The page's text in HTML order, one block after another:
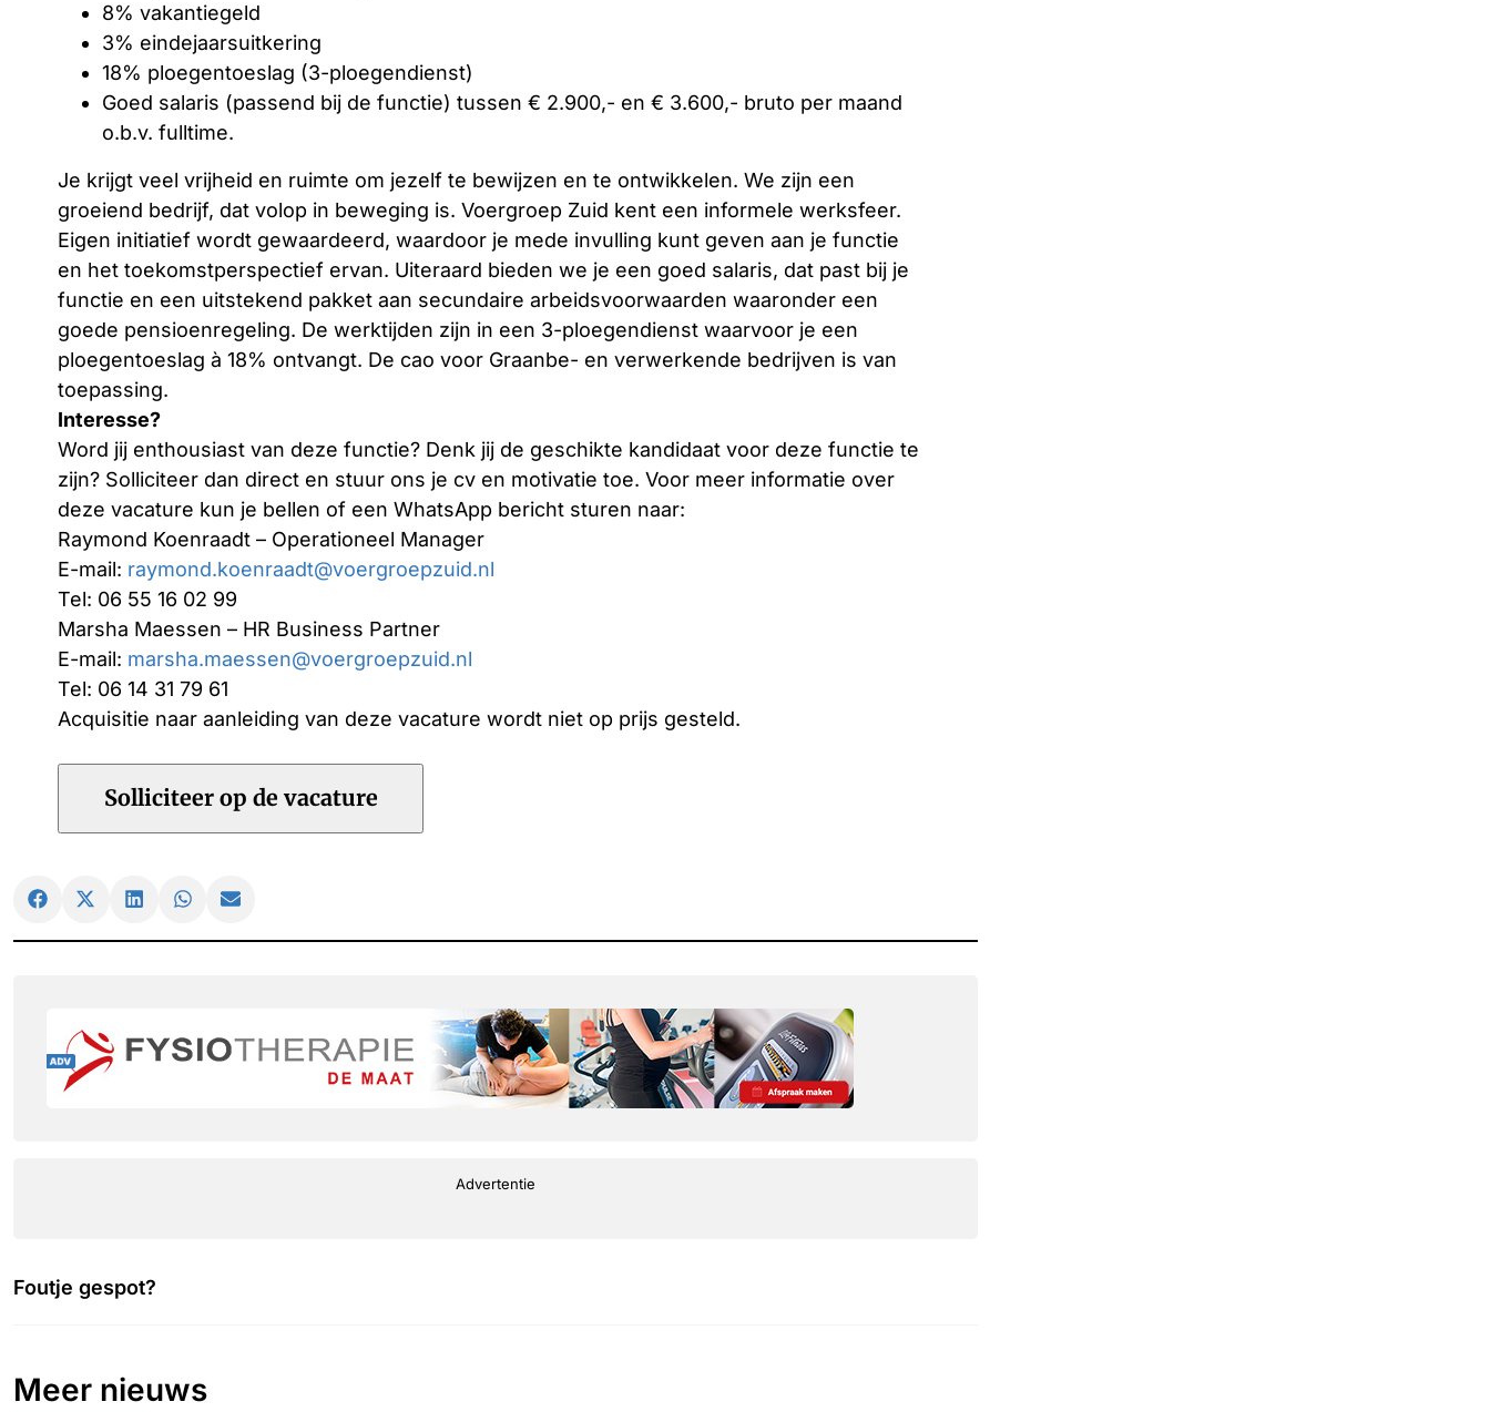
8% vakantiegeld
3% eindejaarsuitkering
18% ploegentoeslag (3-ploegendienst)
Goed salaris (passend bij de functie) tussen € 2.900,- en € 3.600,- bruto per maand
o.b.v. fulltime.
Je krijgt veel vrijheid en ruimte om jezelf te bewijzen en te ontwikkelen. We zijn een
groeiend bedrijf, dat volop in beweging is. Voergroep Zuid kent een informele werksfeer.
Eigen initiatief wordt gewaardeerd, waardoor je mede invulling kunt geven aan je functie
en het toekomstperspectief ervan. Uiteraard bieden we je een goed salaris, dat past bij je
functie en een uitstekend pakket aan secundaire arbeidsvoorwaarden waaronder een
goede pensioenregeling. De werktijden zijn in een 3-ploegendienst waarvoor je een
ploegentoeslag à 18% ontvangt. De cao voor Graanbe- en verwerkende bedrijven is van
toepassing.
Interesse?
Word jij enthousiast van deze functie? Denk jij de geschikte kandidaat voor deze functie te
zijn? Solliciteer dan direct en stuur ons je cv en motivatie toe. Voor meer informatie over
deze vacature kun je bellen of een WhatsApp bericht sturen naar:
Raymond Koenraadt – Operationeel Manager
E-mail: raymond.koenraadt@voergroepzuid.nl
Tel: 06 55 16 02 99
Marsha Maessen – HR Business Partner
E-mail: marsha.maessen@voergroepzuid.nl
Tel: 06 14 31 79 61
Acquisitie naar aanleiding van deze vacature wordt niet op prijs gesteld.
Advertentie
Foutje gespot?
Meer nieuws